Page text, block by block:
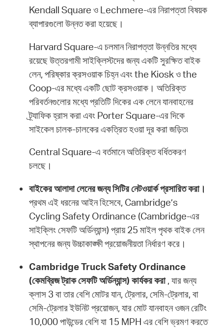
Kendall Square ও Lechmere-এর নিরাপত্তা বিষয়ক
ব্যাপারগুলো উন্নত করা হয়েছে।
Harvard Square-এ চলমান নিরাপত্তা উন্নতির মধ্যে
রয়েছে উত্তরগামী সাইক্লিস্টদের জন্য একটি সুরক্ষিত বাইক
লেন, পরিষ্কার ক্রসওয়াক চিহ্ন এবং the Kiosk ও the
Coop-এর মধ্যে একটি ছোট ক্রসওয়াক। অতিরিক্ত
পরিবর্তনগুলোর মধ্যে প্রতিটি দিকের এক লেনে যানবাহনের
ট্র্যাফিক হ্রাস করা এবং Porter Square-এর দিকে
সাইকেল চালক-চালকের একত্রিত হওয়া দূর করা জড়িত৷
Central Square-এ বর্তমানে অতিরিক্ত বর্ধিতকরণ
চলছে।
বাইকের আলাদা লেনের জন্য সিটির নেটওয়ার্ক প্রসারিত করা।
প্রথম এই ধরনের আইন হিসেবে, Cambridge’s
Cycling Safety Ordinance (Cambridge-এর
সাইক্লিং সেফটি অর্ডিন্যান্স) প্রায় 25 মাইল পৃথক বাইক লেন
স্থাপনের জন্য উচ্চাকাঙ্ক্ষী প্রয়োজনীয়তা নির্ধারণ করে।
Cambridge Truck Safety Ordinance
(কেমব্রিজ ট্রাক সেফটি অর্ডিন্যান্স) কার্যকর করা, যার জন্য
ক্লাস 3 বা তার বেশি মোটর যান, ট্রেলার, সেমি-ট্রেলার, বা
সেমি-ট্রেলার ইউনিট প্রয়োজন, যার মোট যানবাহন ওজন রেটিং
10,000 পাউন্ডের বেশি যা 15 MPH এর বেশি ভ্রমণ করতে